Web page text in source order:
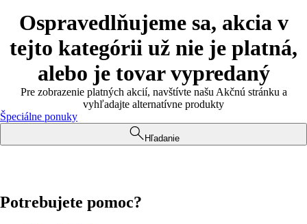
Ospravedlňujeme sa, akcia v
tejto kategórii už nie je platná,
alebo je tovar vypredaný
Pre zobrazenie platných akcií, navštívte našu Akčnú stránku a
vyhľadajte alternatívne produkty
Špeciálne ponuky
Hľadanie
Potrebujete pomoc?